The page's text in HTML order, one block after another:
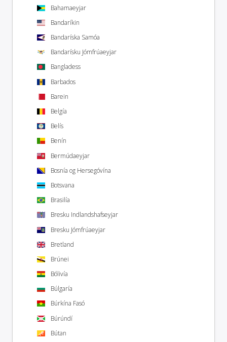
Bahamaeyjar
Bandaríkin
Bandaríska Samóa
Bandarísku Jómfrúaeyjar
Bangladess
Barbados
Barein
Belgía
Belís
Benín
Bermúdaeyjar
Bosnía og Hersegóvína
Botsvana
Brasilía
Bresku Indlandshafseyjar
Bresku Jómfrúaeyjar
Bretland
Brúnei
Bólivía
Búlgaría
Búrkína Fasó
Búrúndí
Bútan